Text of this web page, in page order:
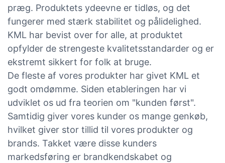
præg. Produktets ydeevne er tidløs, og det
fungerer med stærk stabilitet og pålidelighed.
KML har bevist over for alle, at produktet
opfylder de strengeste kvalitetsstandarder og er
ekstremt sikkert for folk at bruge.
De fleste af vores produkter har givet KML et
godt omdømme. Siden etableringen har vi
udviklet os ud fra teorien om "kunden først".
Samtidig giver vores kunder os mange genkøb,
hvilket giver stor tillid til vores produkter og
brands. Takket være disse kunders
markedsføring er brandkendskabet og